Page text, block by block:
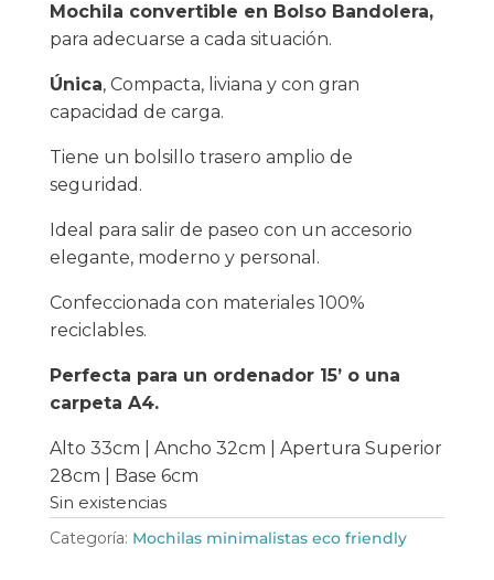
Mochila convertible en Bolso Bandolera,
para adecuarse a cada situación.
Única, Compacta, liviana y con gran
capacidad de carga.
Tiene un bolsillo trasero amplio de
seguridad.
Ideal para salir de paseo con un accesorio
elegante, moderno y personal.
Confeccionada con materiales 100%
reciclables.
Perfecta para un ordenador 15’ o una
carpeta A4.
Alto 33cm | Ancho 32cm | Apertura Superior
28cm | Base 6cm
Sin existencias
Categoría: Mochilas minimalistas eco friendly